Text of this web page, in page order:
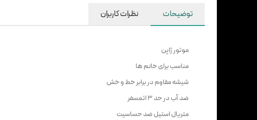
توضیحات نظرات کاربران
موتور ژاپن
مناسب برای خانم ها
شیشه مقاوم در برابر خط و خش
ضد آب در حد 3 اتمسفر
متریال استیل ضد حساسیت